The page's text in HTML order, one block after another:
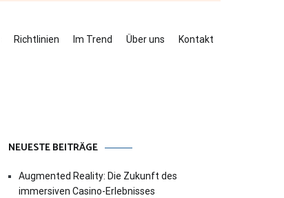
Richtlinien Im Trend Über uns Kontakt
NEUESTE BEITRÄGE
Augmented Reality: Die Zukunft des
immersiven Casino-Erlebnisses